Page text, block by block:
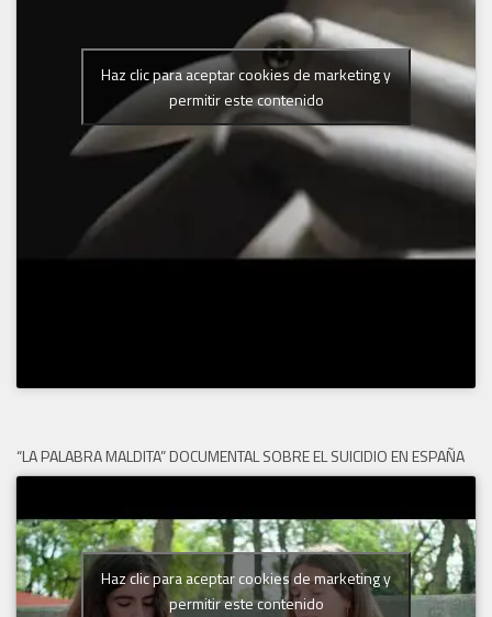
Haz clic para aceptar cookies de marketing y
permitir este contenido
“LA PALABRA MALDITA” DOCUMENTAL SOBRE EL SUICIDIO EN ESPAÑA
Haz clic para aceptar cookies de marketing y
permitir este contenido